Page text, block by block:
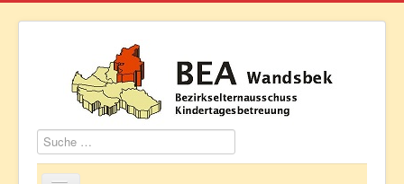
Suchen